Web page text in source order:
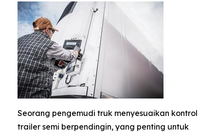
Seorang pengemudi truk menyesuaikan kontrol
trailer semi berpendingin, yang penting untuk